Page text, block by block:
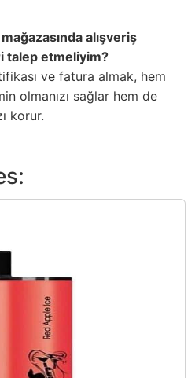
alışveriş
talep etmeliyim?
ve fatura almak, hem
olmanızı sağlar hem de
korur.